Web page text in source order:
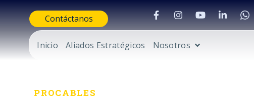
Contáctanos
Inicio Aliados Estratégicos Nosotros
PROCABLES